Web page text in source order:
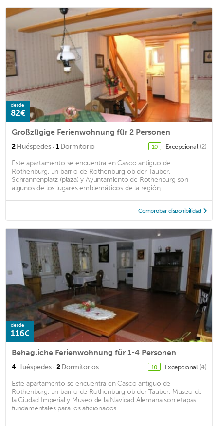
desde
82€
Großzügige Ferienwohnung für 2 Personen
2Huéspedes · 1Dormitorio 10 Excepcional (2)
Este apartamento se encuentra en Casco antiguo de
Rothenburg, un barrio de Rothenburg ob der Tauber.
Schrannenplatz (plaza) y Ayuntamiento de Rothenburg son
algunos de los lugares emblemáticos de la región, ...
Comprobar disponibilidad
desde
116€
Behagliche Ferienwohnung für 1-4 Personen
4Huéspedes · 2Dormitorios 10 Excepcional (4)
Este apartamento se encuentra en Casco antiguo de
Rothenburg, un barrio de Rothenburg ob der Tauber. Museo de
la Ciudad Imperial y Museo de la Navidad Alemana son etapas
fundamentales para los aficionados ...